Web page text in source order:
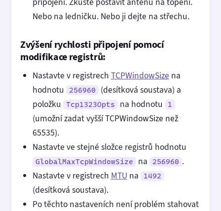
Nebo na ledničku. Nebo ji dejte na střechu.
Zvýšení rychlosti připojení pomocí
modifikace registrů:
Nastavte v registrech TCPWindowSize na
hodnotu
256960
(desítková soustava) a
položku
Tcp1323Opts na hodnotu 1
(umožní zadat vyšší TCPWindowSize než
65535).
Nastavte ve stejné složce registrů hodnotu
GlobalMaxTcpWindowSize na 256960 .
Nastavte v registrech MTU na 1492
(desítková soustava).
Po těchto nastaveních není problém stahovat